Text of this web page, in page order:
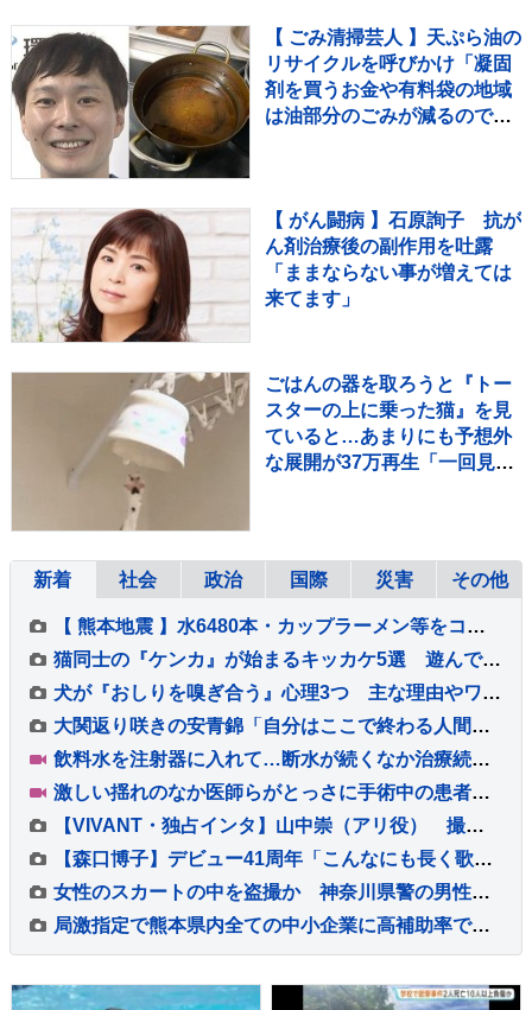
【 ごみ清掃芸人 】天ぷら油の
リサイクルを呼びかけ「凝固
剤を買うお金や有料袋の地域
は油部分のごみが減るので、
【 がん闘病 】石原詢子 抗が
ん剤治療後の副作用を吐露
「ままならない事が増えては
来てます」
ごはんの器を取ろうと『トー
スターの上に乗った猫』を見
ていると…あまりにも予想外
な展開が37万再生「一回見て
新着 社会 政治 国際 災害 その他
【 熊本地震 】水6480本・カップラーメン等をコンサート用トラックで「お気持ちをお届け」 顔付きトラックにためらいも〝自分のことを言ってる場合ではない〟
猫同士の『ケンカ』が始まるキッカケ5選 遊んでいるのとはどう違う？仲裁は必要なの？
犬が『おしりを嗅ぎ合う』心理3つ 主な理由やワンコ同士がみせる仕草の意味まで
大関返り咲きの安青錦「自分はここで終わる人間ではない」大横綱・千代の富士に通ずる“不屈”の精神で目指すは「一番上の番付」【大相撲】
飲料水を注射器に入れて…断水が続くなか治療続ける宇城市の歯科医院 歯を磨けない状況が続くと「誤嚥性肺炎」リスク高まり、最悪死亡のケースも【熊本地震から10日】
激しい揺れのなか医師らがとっさに手術中の患者に覆いかぶさり守る 避難ルート確保する看護師の姿も 政府が熊本地震を「激甚災害」に指定
【VIVANT・独占インタ】山中崇（アリ役） 撮影中…心細い時の相棒は “生成AI”「大丈夫 遠い空から応援してるよ！って言われて泣いちゃった」
【森口博子】デビュー41周年「こんなにも長く歌わせていただき、みんなと深くつながることができて、心から幸せです」
女性のスカートの中を盗撮か 神奈川県警の男性巡査部長（30代）を書類送検 「約2、3年前から盗撮」容疑認める 男性は依願退職
局激指定で熊本県内全ての中小企業に高補助率で復旧支援へ 政府の非常災害対策本部会議で高市総理が明らかに